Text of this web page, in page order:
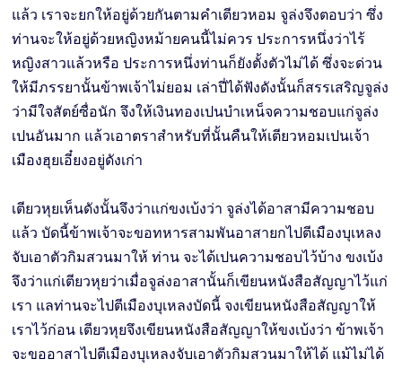
แล้ว เราจะยกให้อยู่ด้วยกันตามคำเตียวหอม จูล่งจึงตอบว่า ซึ่ง
ท่านจะให้อยู่ด้วยหญิงหม้ายคนนี้ไม่ควร ประการหนึ่งว่าไร้
หญิงสาวแล้วหรือ ประการหนึ่งท่านก็ยังตั้งตัวไม่ได้ ซึ่งจะด่วน
ให้มีภรรยานั้นข้าพเจ้าไม่ยอม เล่าปี่ได้ฟังดังนั้นก็สรรเสริญจูล่ง
ว่ามีใจสัตย์ซื่อนัก จึงให้เงินทองเปนบำเหน็จความชอบแก่จูล่ง
เปนอันมาก แล้วเอาตราสำหรับที่นั้นคืนให้เตียวหอมเปนเจ้า
เมืองฮุยเอี๋ยงอยู่ดังเก่า
เตียวหุยเห็นดังนั้นจึงว่าแก่ขงเบ้งว่า จูล่งได้อาสามีความชอบ
แล้ว บัดนี้ข้าพเจ้าจะขอทหารสามพันอาสายกไปตีเมืองบุเหลง
จับเอาตัวกิมสวนมาให้ ท่าน จะได้เปนความชอบไว้บ้าง ขงเบ้ง
จึงว่าแก่เตียวหุยว่าเมื่อจูล่งอาสานั้นก็เขียนหนังสือสัญญาไว้แก่
เรา แลท่านจะไปตีเมืองบุเหลงบัดนี้ จงเขียนหนังสือสัญญาให้
เราไว้ก่อน เตียวหุยจึงเขียนหนังสือสัญญาให้ขงเบ้งว่า ข้าพเจ้า
จะขออาสาไปตีเมืองบุเหลงจับเอาตัวกิมสวนมาให้ได้ แม้ไม่ได้